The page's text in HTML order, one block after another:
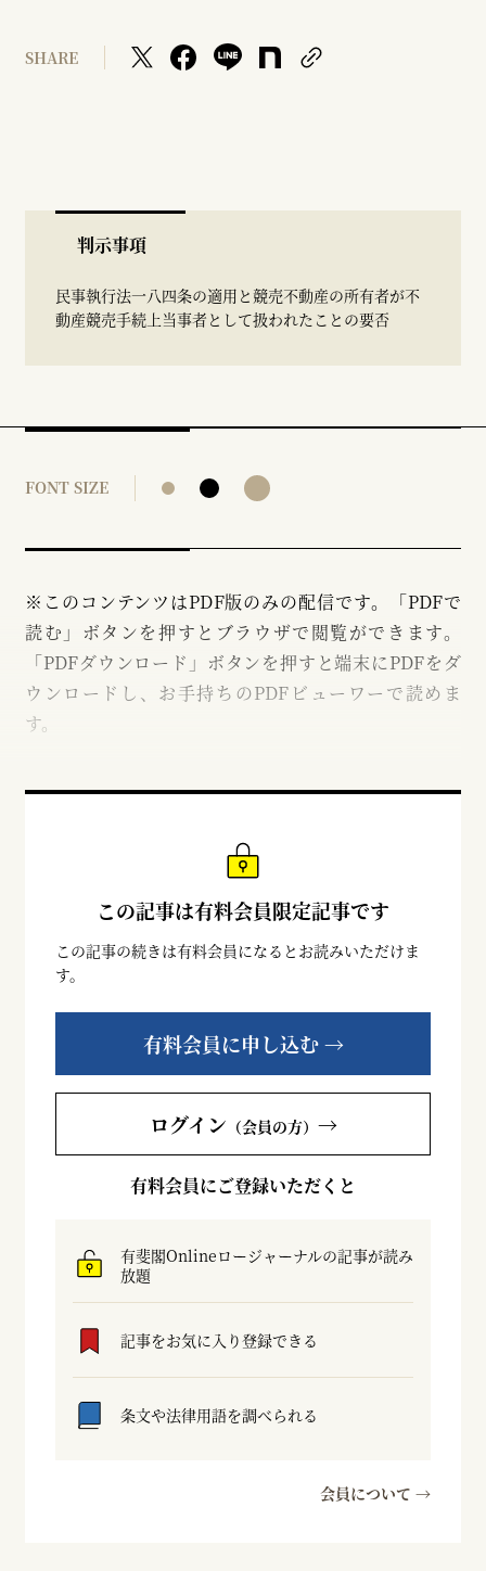
SHARE
判示事項
民事執行法一八四条の適用と競売不動産の所有者が不
動産競売手続上当事者として扱われたことの要否
FONT SIZE
※このコンテンツはPDF版のみの配信です。「PDFで
読む」ボタンを押すとブラウザで閲覧ができます。
「PDFダウンロード」ボタンを押すと端末にPDFをダ
ウンロードし、お手持ちのPDFビューワーで読めま
す。
この記事は有料会員限定記事です
この記事の続きは有料会員になるとお読みいただけま
す。
有料会員に申し込む →
ログイン （会員の方） →
有料会員にご登録いただくと
有斐閣Onlineロージャーナルの記事が読み
放題
記事をお気に入り登録できる
条文や法律用語を調べられる
会員について →